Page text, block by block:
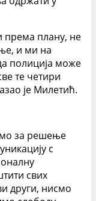
према плану, не
и ми на
полиција може
те четири
је Милетић.
за решење
с
свих
други, нисмо